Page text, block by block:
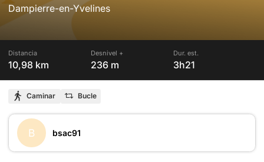
Dampierre-en-Yvelines
Distancia
10,98 km
Desnivel +
236 m
Dur. est.
3h21
Caminar Bucle
B bsac91